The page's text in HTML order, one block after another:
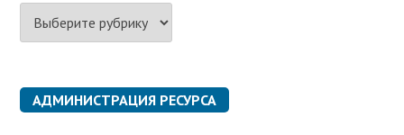
Р
б
к
и АДМИНИСТРАЦИЯ РЕСУРСА